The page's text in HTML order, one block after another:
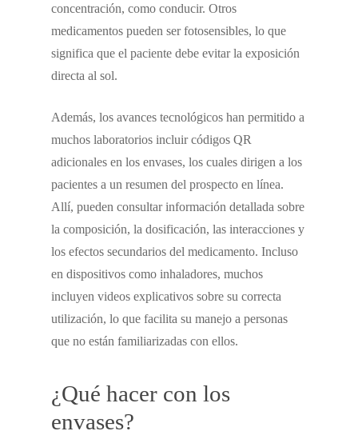
concentración, como conducir. Otros
medicamentos pueden ser fotosensibles, lo que
significa que el paciente debe evitar la exposición
directa al sol.
Además, los avances tecnológicos han permitido a
muchos laboratorios incluir códigos QR
adicionales en los envases, los cuales dirigen a los
pacientes a un resumen del prospecto en línea.
Allí, pueden consultar información detallada sobre
la composición, la dosificación, las interacciones y
los efectos secundarios del medicamento. Incluso
en dispositivos como inhaladores, muchos
incluyen videos explicativos sobre su correcta
utilización, lo que facilita su manejo a personas
que no están familiarizadas con ellos.
¿Qué hacer con los
envases?